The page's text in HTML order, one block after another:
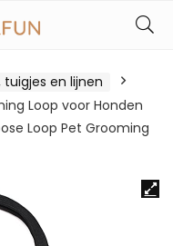
tuigjes en lijnen
Loop voor Honden
Loop Pet Grooming